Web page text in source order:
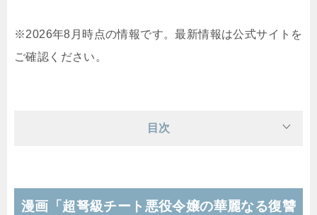
※2026年8月時点の情報です。最新情報は公式サイトを
ご確認ください。
目次
漫画「超弩級チート悪役令嬢の華麗なる復讐